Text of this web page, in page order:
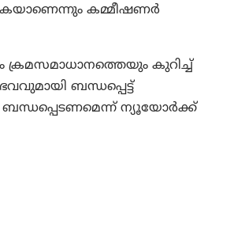
കമ്മീഷണര്‍
കുറിച്ച്
ബന്ധപ്പെട്ട്
ബന്ധപ്പെടണമെന്ന് ന്യൂയോർക്ക്